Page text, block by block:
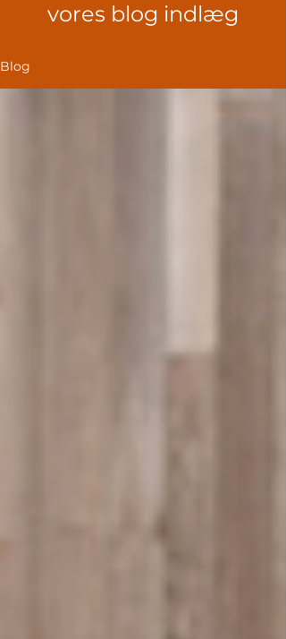
vores blog indlæg
Blog